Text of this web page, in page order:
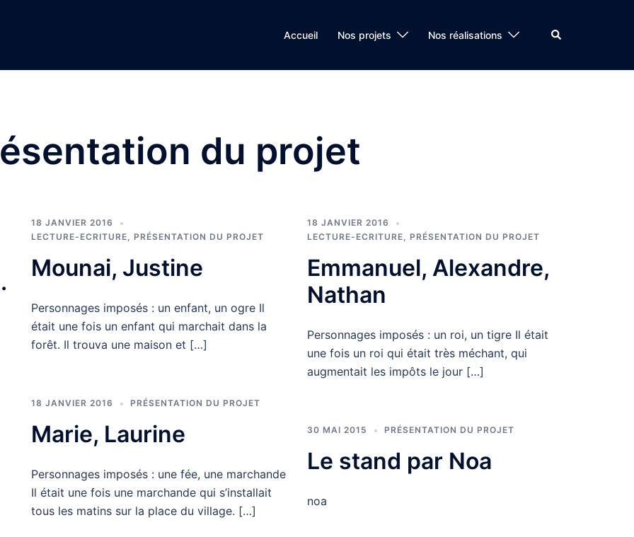
Accueil Nos projets Nos réalisations Rechercher
du projet
18 JANVIER 2016
LECTURE-ECRITURE, PRÉSENTATION DU PROJET
Mounai, Justine
Personnages imposés : un enfant, un ogre Il
était une fois un enfant qui marchait dans la
forêt. Il trouva une maison et […]
18 JANVIER 2016
LECTURE-ECRITURE, PRÉSENTATION DU PROJET
Emmanuel, Alexandre,
Nathan
Personnages imposés : un roi, un tigre Il était
une fois un roi qui était très méchant, qui
augmentait les impôts le jour […]
18 JANVIER 2016 PRÉSENTATION DU PROJET
Marie, Laurine
Personnages imposés : une fée, une marchande
Il était une fois une marchande qui s’installait
tous les matins sur la place du village. […]
30 MAI 2015 PRÉSENTATION DU PROJET
Le stand par Noa
noa